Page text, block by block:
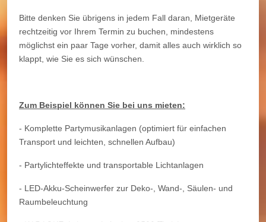
Bitte denken Sie übrigens in jedem Fall daran, Mietgeräte
rechtzeitig vor Ihrem Termin zu buchen, mindestens
möglichst ein paar Tage vorher, damit alles auch wirklich so
klappt, wie Sie es sich wünschen.
Zum Beispiel können Sie bei uns mieten:
- Komplette Partymusikanlagen (optimiert für einfachen
Transport und leichten, schnellen Aufbau)
- Partylichteffekte und transportable Lichtanlagen
- LED-Akku-Scheinwerfer zur Deko-, Wand-, Säulen- und
Raumbeleuchtung